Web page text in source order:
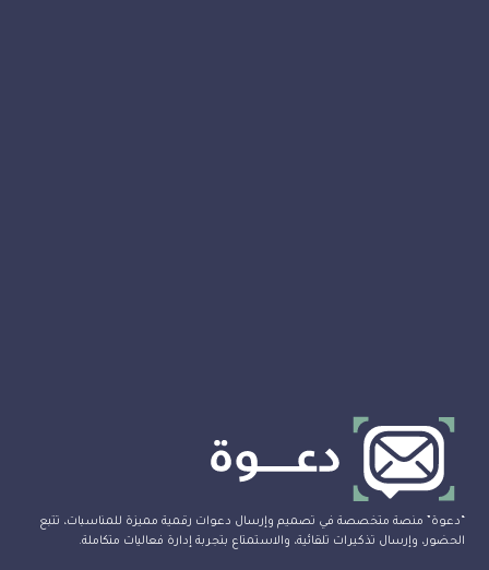
“دعوة” منصة متخصصة في تصميم وإرسال دعوات رقمية مميزة للمناسبات، تتبع
الحضور، وإرسال تذكيرات تلقائية، والاستمتاع بتجربة إدارة فعاليات متكاملة.